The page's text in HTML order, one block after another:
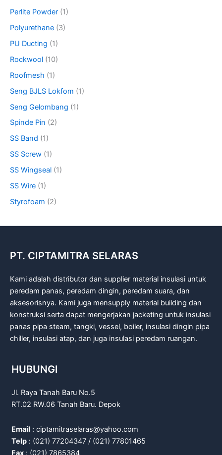
Perlite Powder (1)
Polyurethane (3)
PU Ducting (1)
Rockwool (10)
Roofmesh (1)
Seng BJLS Lokfom (1)
Seng Gelombang (1)
Spinde Pin (2)
SS Band (1)
SS Screw (1)
SS Wingseal (1)
SS Wire (1)
Styrofoam (2)
PT. CIPTAMITRA SELARAS
Kami adalah distributor dan supplier material insulasi untuk
peredam panas, peredam dingin, peredam suara, dan
aksesorisnya. Kami juga mensupply material building dan
konstruksi serta dapat mengerjakan jacketing untuk insulasi
panas pipa steam, tangki, vessel, boiler, insulasi dingin pipa
chiller, insulasi atap, dan juga insulasi peredam ruangan.
HUBUNGI
Jl. Raya Tanah Baru No.5
RT.02 RW.06 Tanah Baru. Depok
Email : ciptamitraselaras@yahoo.com
Telp : (021) 77204347 / (021) 77801465
Fax : (021) 7865384